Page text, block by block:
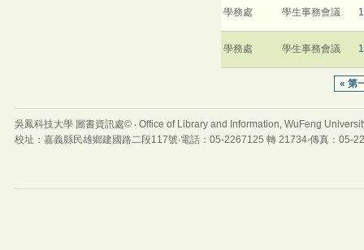
學務處 學生事務會議
學務處 學生事務會議
« 第
吳鳳科技大學 圖書資訊處© ‧ Office of Library and Information, WuFeng
校址：嘉義縣民雄鄉建國路二段117號‧電話：05-2267125 轉 21734‧傳真：05-